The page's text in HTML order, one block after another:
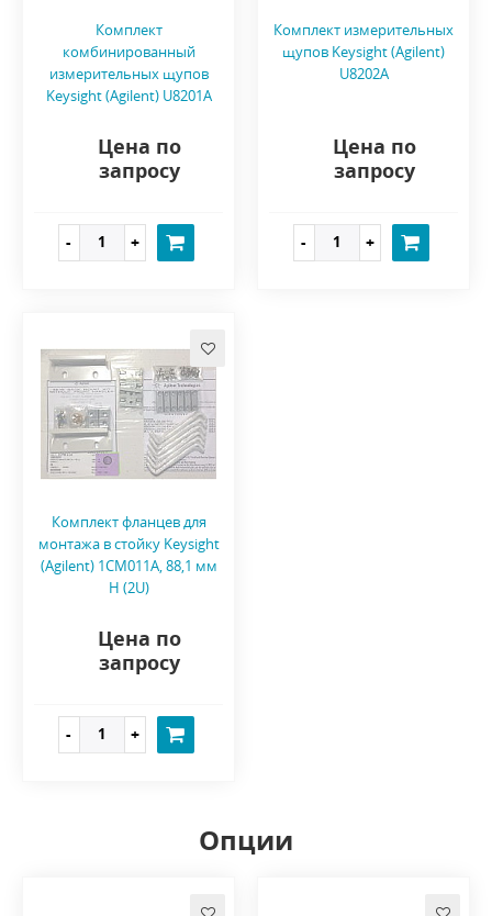
Комплект
комбинированный
измерительных щупов
Keysight (Agilent) U8201A
Цена по
запросу
Комплект измерительных
щупов Keysight (Agilent)
U8202A
Цена по
запросу
Комплект фланцев для
монтажа в стойку Keysight
(Agilent) 1CM011A, 88,1 мм
H (2U)
Цена по
запросу
Опции